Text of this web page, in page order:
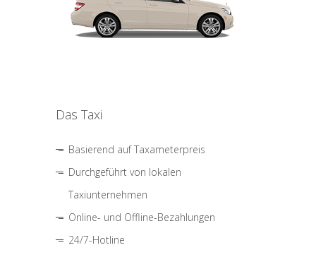
Das Taxi
Basierend auf Taxameterpreis
Durchgeführt von lokalen
Taxiunternehmen
Online- und Offline-Bezahlungen
24/7-Hotline